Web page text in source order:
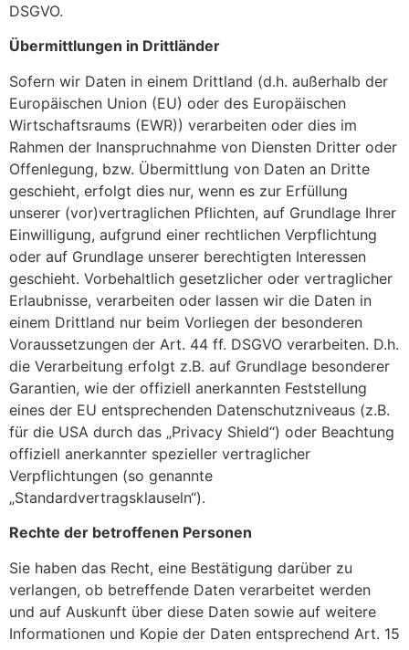
DSGVO.
Übermittlungen in Drittländer
Sofern wir Daten in einem Drittland (d.h. außerhalb der
Europäischen Union (EU) oder des Europäischen
Wirtschaftsraums (EWR)) verarbeiten oder dies im
Rahmen der Inanspruchnahme von Diensten Dritter oder
Offenlegung, bzw. Übermittlung von Daten an Dritte
geschieht, erfolgt dies nur, wenn es zur Erfüllung
unserer (vor)vertraglichen Pflichten, auf Grundlage Ihrer
Einwilligung, aufgrund einer rechtlichen Verpflichtung
oder auf Grundlage unserer berechtigten Interessen
geschieht. Vorbehaltlich gesetzlicher oder vertraglicher
Erlaubnisse, verarbeiten oder lassen wir die Daten in
einem Drittland nur beim Vorliegen der besonderen
Voraussetzungen der Art. 44 ff. DSGVO verarbeiten. D.h.
die Verarbeitung erfolgt z.B. auf Grundlage besonderer
Garantien, wie der offiziell anerkannten Feststellung
eines der EU entsprechenden Datenschutzniveaus (z.B.
für die USA durch das „Privacy Shield“) oder Beachtung
offiziell anerkannter spezieller vertraglicher
Verpflichtungen (so genannte
„Standardvertragsklauseln“).
Rechte der betroffenen Personen
Sie haben das Recht, eine Bestätigung darüber zu
verlangen, ob betreffende Daten verarbeitet werden
und auf Auskunft über diese Daten sowie auf weitere
Informationen und Kopie der Daten entsprechend Art. 15